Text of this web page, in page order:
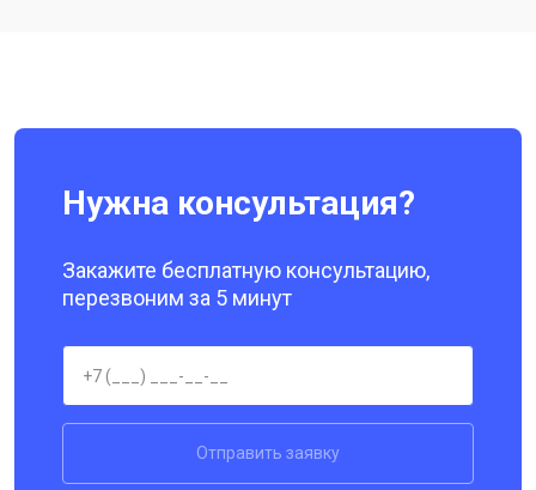
Нужна консультация?
Закажите бесплатную консультацию,
перезвоним за 5 минут
Отправить заявку